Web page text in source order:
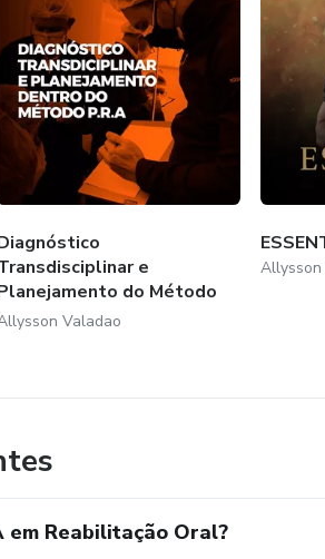
e
do Método
Valadao
em Reabilitação Oral?